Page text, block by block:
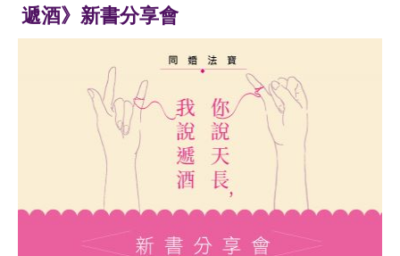
遞酒》新書分享會